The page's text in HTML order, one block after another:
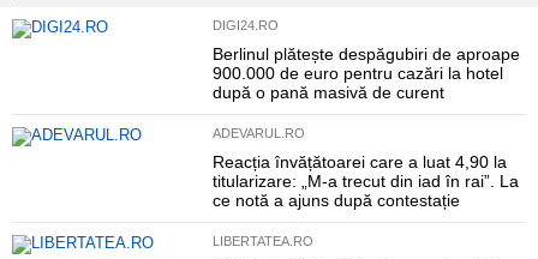
DIGI24.RO
Berlinul plătește despăgubiri de aproape
900.000 de euro pentru cazări la hotel
după o pană masivă de curent
ADEVARUL.RO
Reacția învățătoarei care a luat 4,90 la
titularizare: „M-a trecut din iad în rai”. La
ce notă a ajuns după contestație
LIBERTATEA.RO